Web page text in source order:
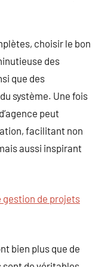
choisir le bon
des
que des
système. Une fois
peut
facilitant non
aussi inspirant
gestion de projets
bien plus que de